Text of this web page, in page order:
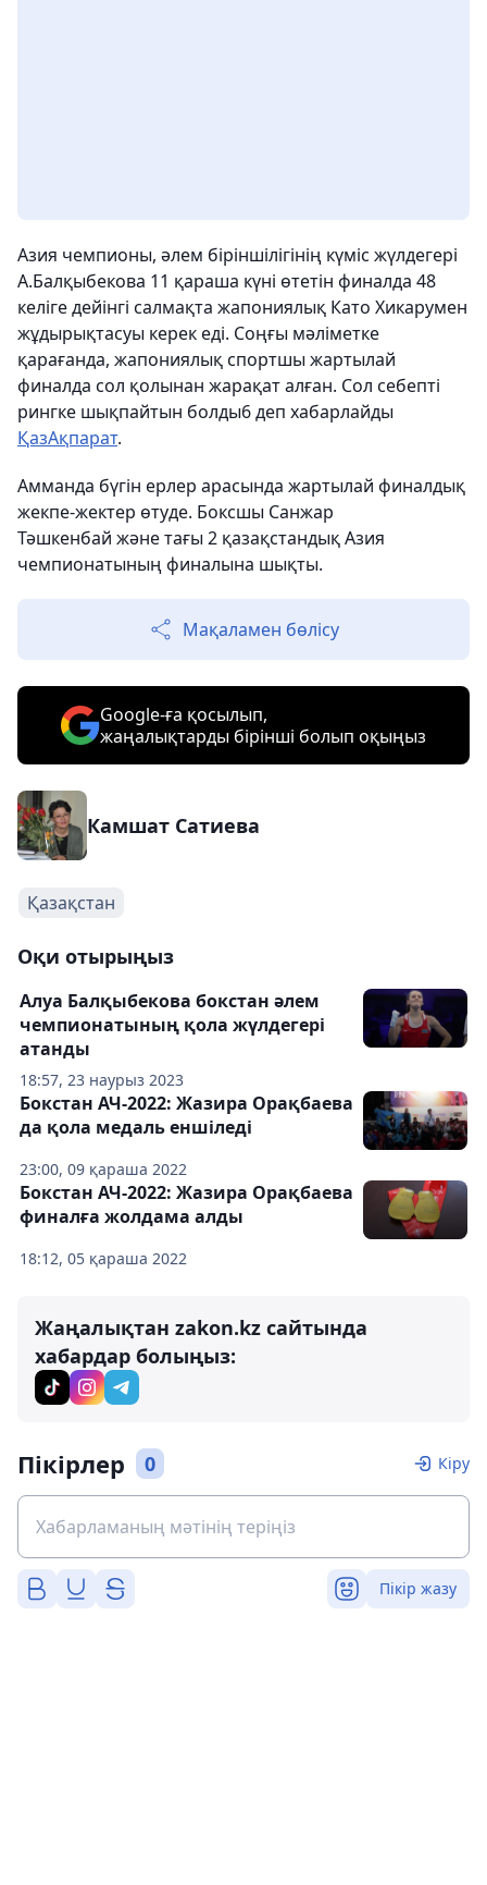
Азия чемпионы, әлем біріншілігінің күміс жүлдегері
А.Балқыбекова 11 қараша күні өтетін финалда 48
келіге дейінгі салмақта жапониялық Като Хикарумен
жұдырықтасуы керек еді. Соңғы мәліметке
қарағанда, жапониялық спортшы жартылай
финалда сол қолынан жарақат алған. Сол себепті
рингке шықпайтын болды6 деп хабарлайды
ҚазАқпарат.
Амманда бүгін ерлер арасында жартылай финалдық
жекпе-жектер өтуде. Боксшы Санжар
Тәшкенбай және тағы 2 қазақстандық Азия
чемпионатының финалына шықты.
Мақаламен бөлісу
Google-ға қосылып,
жаңалықтарды бірінші болып оқыңыз
Камшат Сатиева
Қазақстан
Оқи отырыңыз
18:57, 23 наурыз 2023
Алуа Балқыбекова бокстан әлем
чемпионатының қола жүлдегері
атанды
23:00, 09 қараша 2022
Бокстан АЧ-2022: Жазира Орақбаева
да қола медаль еншіледі
18:12, 05 қараша 2022
Бокстан АЧ-2022: Жазира Орақбаева
финалға жолдама алды
Жаңалықтан zakon.kz сайтында
хабардар болыңыз:
Пікірлер 0 Кіру
Пікір жазу